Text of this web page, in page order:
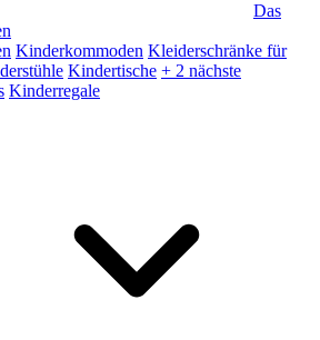
Das
Kinderkommoden Kleiderschränke für
Kindertische + 2 nächste
Kinderregale